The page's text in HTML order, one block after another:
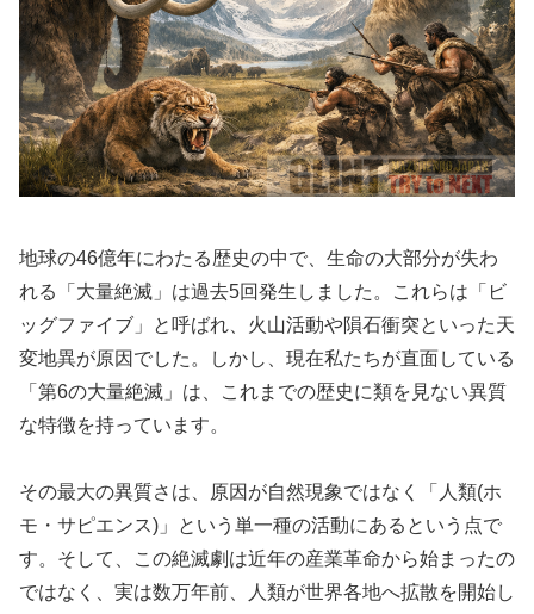
地球の46億年にわたる歴史の中で、生命の大部分が失わ
れる「大量絶滅」は過去5回発生しました。これらは「ビ
ッグファイブ」と呼ばれ、火山活動や隕石衝突といった天
変地異が原因でした。しかし、現在私たちが直面している
「第6の大量絶滅」は、これまでの歴史に類を見ない異質
な特徴を持っています。
その最大の異質さは、原因が自然現象ではなく「人類(ホ
モ・サピエンス)」という単一種の活動にあるという点で
す。そして、この絶滅劇は近年の産業革命から始まったの
ではなく、実は数万年前、人類が世界各地へ拡散を開始し